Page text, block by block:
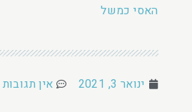
האסי כמשל
ינואר 3, 2021 אין תגובות